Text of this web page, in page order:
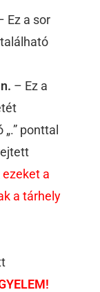
Ez a sor
– Ez a
ponttal
a
a tárhely